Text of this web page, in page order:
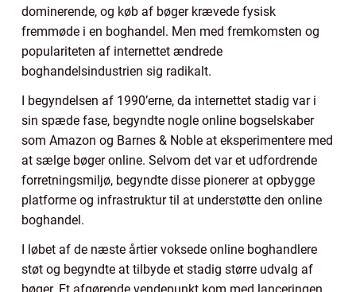
dominerende, og køb af bøger krævede fysisk
fremmøde i en boghandel. Men med fremkomsten og
populariteten af internettet ændrede
boghandelsindustrien sig radikalt.
I begyndelsen af 1990’erne, da internettet stadig var i
sin spæde fase, begyndte nogle online bogselskaber
som Amazon og Barnes & Noble at eksperimentere med
at sælge bøger online. Selvom det var et udfordrende
forretningsmiljø, begyndte disse pionerer at opbygge
platforme og infrastruktur til at understøtte den online
boghandel.
I løbet af de næste årtier voksede online boghandlere
støt og begyndte at tilbyde et stadig større udvalg af
bøger. Et afgørende vendepunkt kom med lanceringen